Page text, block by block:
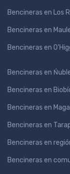
Bencineras en Los
Bencineras en
Bencineras en
Bencineras en
Bencineras en
Bencineras en
Bencineras en
Bencineras en
Bencineras en